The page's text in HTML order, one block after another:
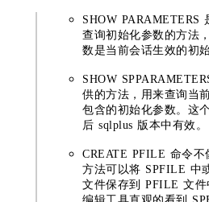
SHOW PARAMETERS
查询初始化参数的方法
数是当前会话生效的初
SHOW
供的方法，用来查询当
包含的初始化参数。这
后 sqlplus 版本中有效。
CREATE PFILE 命令
方法可以将 SPFILE 中
文件保存到 PFILE 文件